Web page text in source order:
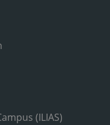
(ILIAS)